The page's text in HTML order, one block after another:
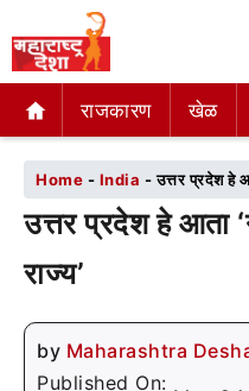
राजकारण खेळ
राजकारण खेळ
Home - India -उत्तर प्रदेश हे
उत्तर प्रदेश हे आता
राज्य’
by Maharashtra
Published On: